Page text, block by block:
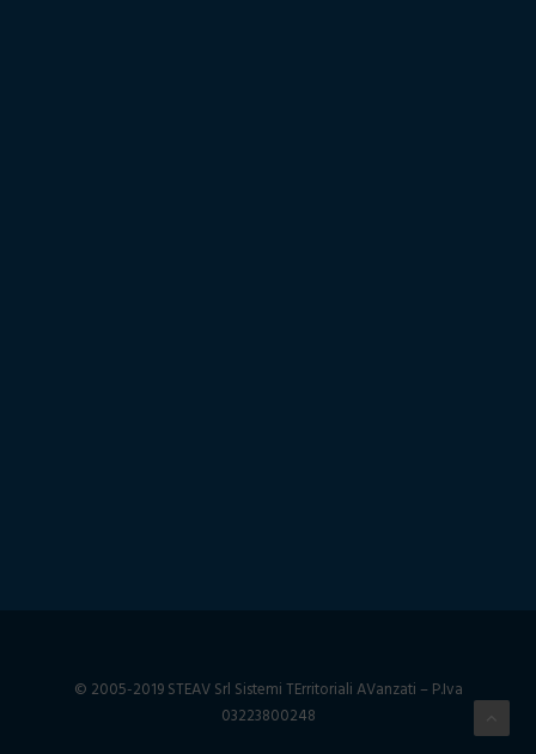
Rilievo Topografico
© 2005-2019 STEAV Srl Sistemi TErritoriali AVanzati – P.Iva
03223800248